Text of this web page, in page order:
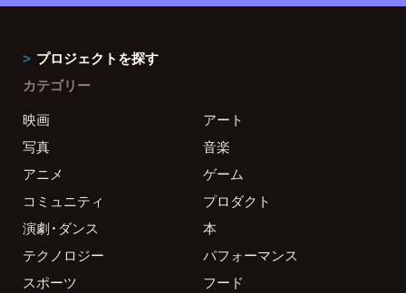
プロジェクトを探す
カテゴリー
映画
アート
写真
音楽
アニメ
ゲーム
コミュニティ
プロダクト
演劇・ダンス
本
テクノロジー
パフォーマンス
スポーツ
フード